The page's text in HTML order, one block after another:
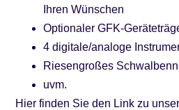
Ihren Wünschen
Optionaler GFK-
4 digitale/analoge
Riesengroßes
uvm.
Hier finden Sie den Link zu